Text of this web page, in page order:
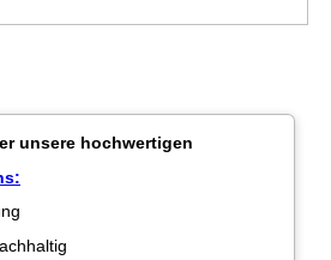
unsere hochwertigen